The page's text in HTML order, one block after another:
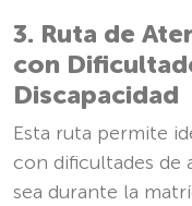
3. Ruta de
con
Discapacidad
Esta ruta permite
con dificultades de
sea durante la